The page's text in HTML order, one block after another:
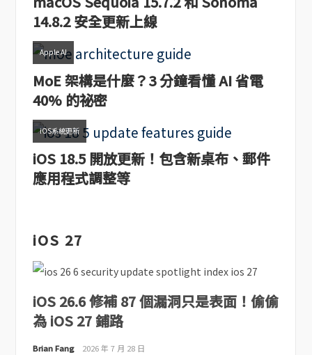
14.8.2 安全更新上線
Apple AI
MoE 架構是什麼？3 分鐘看懂 AI 省電
40% 的祕密
iOS系統更新
iOS 18.5 開放更新！包含新桌布、郵件
應用程式調整等
iOS 27
iOS 26.6 修補 87 個漏洞只是表面！偷偷
為 iOS 27 鋪路
Brian Fang 2026 年 7 月 28 日